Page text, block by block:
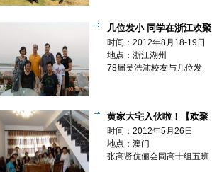
几位发小 同学在浙江欢聚
【欢聚篇】
时间：2012年8月18-19日
地点：浙江湖州
78届吴浩沛校友与几位发
黄家大宅入伙啦！【欢聚
篇】时间：2012年5月26日
地点：澳门
张高贤伉俪会同高十组五班